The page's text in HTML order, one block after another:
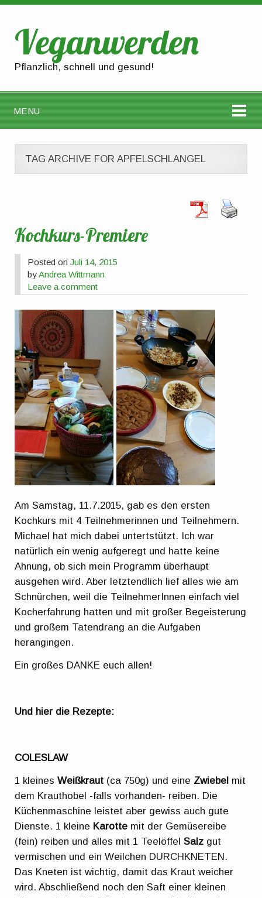
Veganwerden
Pflanzlich, schnell und gesund!
MENU
TAG ARCHIVE FOR APFELSCHLANGEL
Kochkurs-Premiere
Posted onJuli 14, 2015
byAndrea Wittmann
Leave a comment
Am Samstag, 11.7.2015, gab es den ersten
Kochkurs mit 4 Teilnehmerinnen und Teilnehmern.
Michael hat mich dabei untertstützt. Ich war
natürlich ein wenig aufgeregt und hatte keine
Ahnung, ob sich mein Programm überhaupt
ausgehen wird. Aber letztendlich lief alles wie am
Schnürchen, weil die TeilnehmerInnen einfach viel
Kocherfahrung hatten und mit großer Begeisterung
und großem Tatendrang an die Aufgaben
herangingen.
Ein großes DANKE euch allen!
Und hier die Rezepte:
COLESLAW
1 kleinesWeißkraut (ca 750g) und eine Zwiebel mit
dem Krauthobel -falls vorhanden- reiben. Die
Küchenmaschine leistet aber gewiss auch gute
Dienste. 1 kleine Karotte mit der Gemüsereibe
(fein) reiben und alles mit 1 TeelöffelSalz gut
vermischen und ein Weilchen DURCHKNETEN.
Das Kneten ist wichtig, damit das Kraut weicher
wird. Abschließend noch den Saft einer kleinen